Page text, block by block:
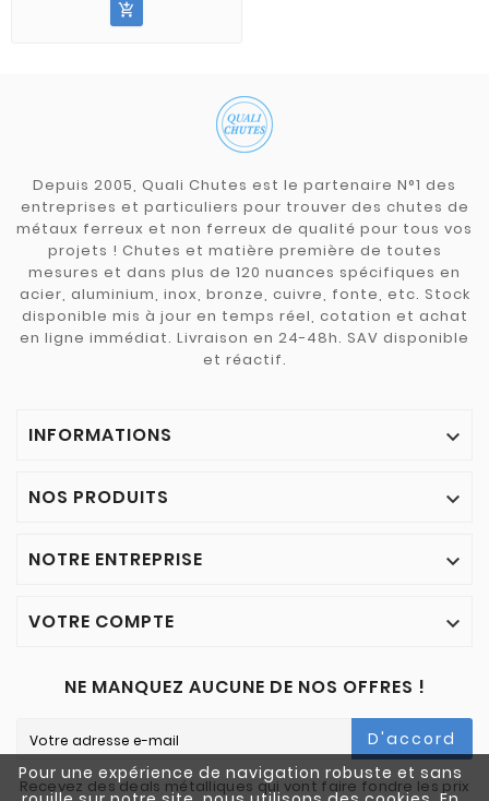
Pour une expérience de navigation robuste et sans

Depuis 2005, Quali Chutes est le partenaire N°1 des
entreprises et particuliers pour trouver des chutes de
métaux ferreux et non ferreux de qualité pour tous vos
projets ! Chutes et matière première de toutes
mesures et dans plus de 120 nuances spécifiques en
acier, aluminium, inox, bronze, cuivre, fonte, etc. Stock
disponible mis à jour en temps réel, cotation et achat
en ligne immédiat. Livraison en 24-48h. SAV disponible
et réactif.
INFORMATIONS 
NOS PRODUITS 
NOTRE ENTREPRISE 
VOTRE COMPTE 
NE MANQUEZ AUCUNE DE NOS OFFRES !
D'accord
Recevez des deals métalliques qui vont faire fondre les prix